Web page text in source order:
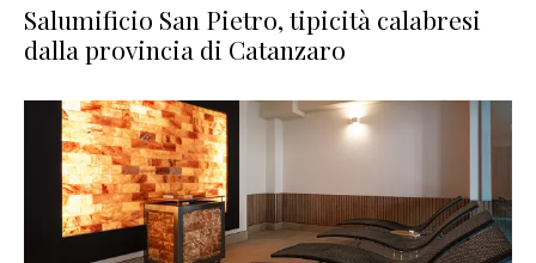
Salumificio San Pietro, tipicità calabresi
dalla provincia di Catanzaro